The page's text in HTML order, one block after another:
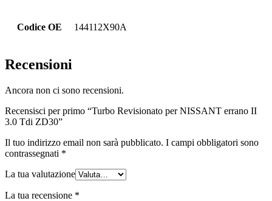
Codice OE 144112X90A
Recensioni
Ancora non ci sono recensioni.
Recensisci per primo “Turbo Revisionato per NISSANT errano II
3.0 Tdi ZD30”
Il tuo indirizzo email non sarà pubblicato. I campi obbligatori sono
contrassegnati *
La tua valutazione
La tua recensione *